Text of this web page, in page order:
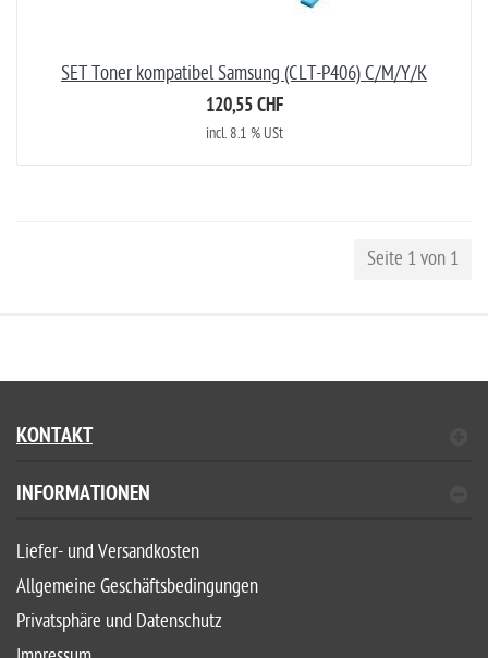
SET Toner kompatibel Samsung (CLT-P406) C/M/Y/K
120,55 CHF
incl. 8.1 % USt
Seite 1 von 1
KONTAKT
INFORMATIONEN
Liefer- und Versandkosten
Allgemeine Geschäftsbedingungen
Privatsphäre und Datenschutz